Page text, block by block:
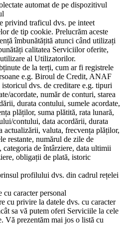
automat de pe dispozitivul
privind traficul dvs. pe inteet
de tip cookie. Prelucrăm aceste
îmbunătățită atunci când utilizați
calitatea Serviciilor oferite,
al Utilizatorilor.
de la terți, cum ar fi registrele
e.g. Biroul de Credit, ANAF
dvs. de creditare e.g. tipuri
acordate, număr de conturi, starea
durata contului, sumele acordate,
plăților, suma plătită, rata lunară,
contului, data acordării, durata
actualizării, valuta, frecvența plăților,
restante, numărul de zile de
categoria de întârziere, data ultimii
obligații de plată, istoric
profilului dvs. din cadrul rețelei
caracter personal
cu privire la datele dvs. cu caracter
sa vă putem oferi Serviciile la cele
Vă prezentăm mai jos o listă cu